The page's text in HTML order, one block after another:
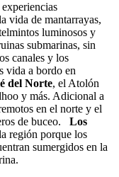
vida de mantarrayas,
luminosos y
submarinas, sin
canales y los
vida a bordo en
del Norte, el Atolón
y más. Adicional a
en el norte y el
de buceo. Los
región porque los
sumergidos en la